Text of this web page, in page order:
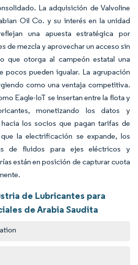
La adquisición de Valvoline
Oil Co. y su interés en la unidad
una apuesta estratégica por
de mezcla y aprovechar un acceso sin
que otorga al campeón estatal una
pocos pueden igualar. La agrupación
como una ventaja competitiva.
Eagle-IoT se insertan entre la flota y
monetizando los datos y
los socios que pagan tarifas de
la electrificación se expande, los
de fluidos para ejes eléctricos y
están en posición de capturar cuota
de Lubricantes para
de Arabia Saudita